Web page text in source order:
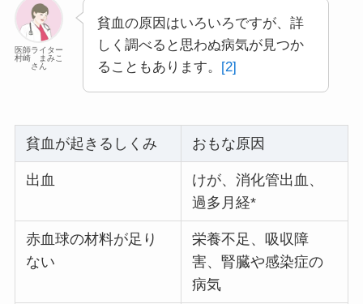
医師ライター
村崎 まみこ
さん
貧血の原因はいろいろですが、詳
しく調べると思わぬ病気が見つか
ることもあります。
[2]
貧血が起きるしくみ おもな原因
出血
けが、消化管出血、
過多月経*
赤血球の材料が足り
ない
栄養不足、吸収障
害、腎臓や感染症の
病気